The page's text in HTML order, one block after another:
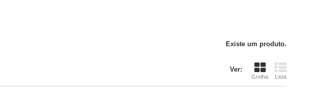
Existe um produto.
Ver:
Grelha Lista